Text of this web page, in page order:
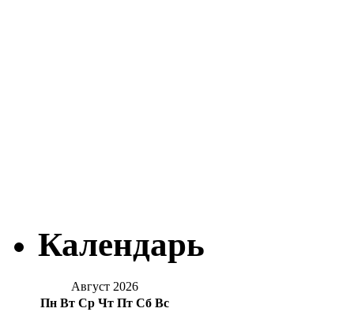
Календарь
Август 2026
Пн Вт Ср Чт Пт Сб Вс